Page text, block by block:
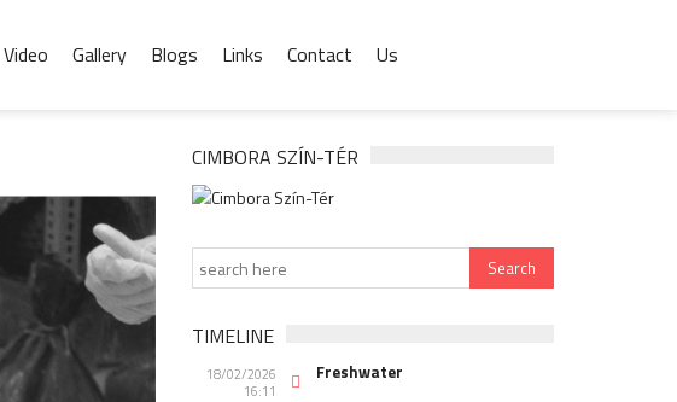
Video Gallery Blogs Links Contact Us
CIMBORA SZÍN-TÉR
TIMELINE
18/02/2026
16:11
Freshwater